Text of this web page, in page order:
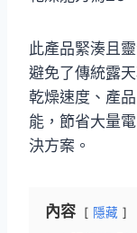
此產品緊湊且靈
避免了傳統露
乾燥速度、產
能，節省大量
決方案。
內容 隱藏